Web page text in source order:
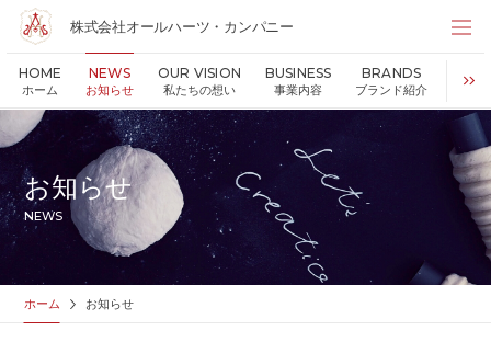
株式会社オールハーツ・カンパニー
HOME
ホーム
NEWS
お知らせ
OUR VISION
私たちの想い
BUSINESS
事業内容
BRANDS
ブランド紹介 持続
株式会社オールハーツ・カンパニー
店舗検索
HOME
NEWS お知らせ
OUR VISION 私たちの想い
MESSAGE 代表メッセージ
企業理念
BUSINESS
お知らせ
NEWS
ホーム お知らせ